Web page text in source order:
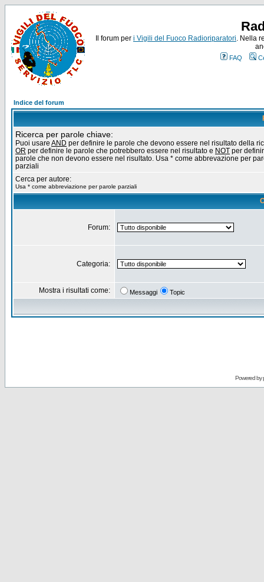
Il forum per i Vigili del Fuoco Radioriparatori. Nella
FAQ
Indice del forum
Ricerca per parole chiave:
Puoi usare AND per definire le parole che devono essere nel risultato della
OR per definire le parole che potrebbero essere nel risultato e NOT per
parole che non devono essere nel risultato. Usa * come abbrevazione per
parziali
Cerca per autore:
Usa * come abbreviazione per parole parziali
Forum:
Categoria:
Mostra i risultati come: Messaggi Topic
Powered by